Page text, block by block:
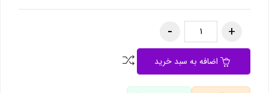
اضافه به سبد خرید